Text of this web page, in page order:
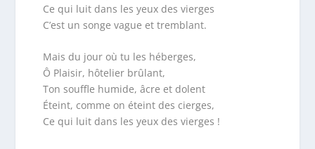
Ce qui luit dans les yeux des vierges
C’est un songe vague et tremblant.
Mais du jour où tu les héberges,
Ô Plaisir, hôtelier brûlant,
Ton souffle humide, âcre et dolent
Éteint, comme on éteint des cierges,
Ce qui luit dans les yeux des vierges !